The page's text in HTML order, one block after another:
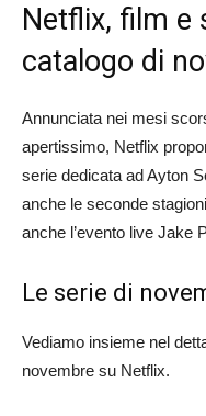
Netflix, film e
catalogo di
Annunciata nei mesi
apertissimo, Netflix
serie dedicata ad Ayton
anche le seconde stagioni
anche l’evento live Jake
Le serie di
Vediamo insieme nel
novembre su Netflix.